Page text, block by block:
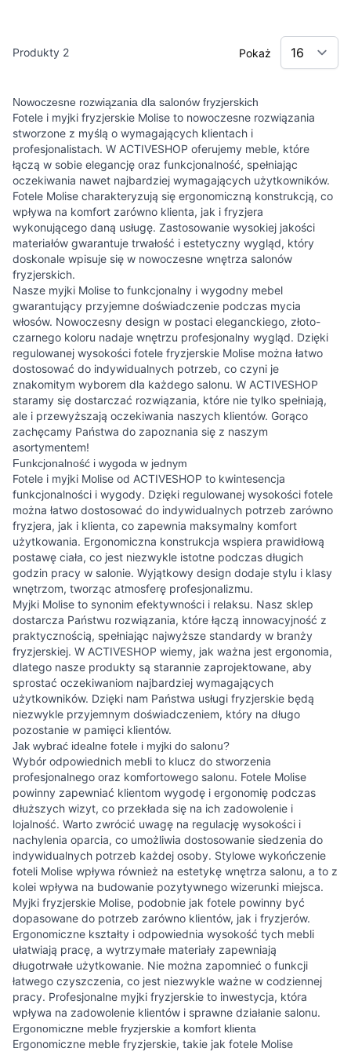
Produkty 2 Pokaż
Nowoczesne rozwiązania dla salonów fryzjerskich
Fotele i myjki fryzjerskie Molise to nowoczesne rozwiązania
stworzone z myślą o wymagających klientach i
profesjonalistach. W ACTIVESHOP oferujemy meble, które
łączą w sobie elegancję oraz funkcjonalność, spełniając
oczekiwania nawet najbardziej wymagających użytkowników.
Fotele Molise charakteryzują się ergonomiczną konstrukcją, co
wpływa na komfort zarówno klienta, jak i fryzjera
wykonującego daną usługę. Zastosowanie wysokiej jakości
materiałów gwarantuje trwałość i estetyczny wygląd, który
doskonale wpisuje się w nowoczesne wnętrza salonów
fryzjerskich.
Nasze myjki Molise to funkcjonalny i wygodny mebel
gwarantujący przyjemne doświadczenie podczas mycia
włosów. Nowoczesny design w postaci eleganckiego, złoto-
czarnego koloru nadaje wnętrzu profesjonalny wygląd. Dzięki
regulowanej wysokości fotele fryzjerskie Molise można łatwo
dostosować do indywidualnych potrzeb, co czyni je
znakomitym wyborem dla każdego salonu. W ACTIVESHOP
staramy się dostarczać rozwiązania, które nie tylko spełniają,
ale i przewyższają oczekiwania naszych klientów. Gorąco
zachęcamy Państwa do zapoznania się z naszym
asortymentem!
Funkcjonalność i wygoda w jednym
Fotele i myjki Molise od ACTIVESHOP to kwintesencja
funkcjonalności i wygody. Dzięki regulowanej wysokości fotele
można łatwo dostosować do indywidualnych potrzeb zarówno
fryzjera, jak i klienta, co zapewnia maksymalny komfort
użytkowania. Ergonomiczna konstrukcja wspiera prawidłową
postawę ciała, co jest niezwykle istotne podczas długich
godzin pracy w salonie. Wyjątkowy design dodaje stylu i klasy
wnętrzom, tworząc atmosferę profesjonalizmu.
Myjki Molise to synonim efektywności i relaksu. Nasz sklep
dostarcza Państwu rozwiązania, które łączą innowacyjność z
praktycznością, spełniając najwyższe standardy w branży
fryzjerskiej. W ACTIVESHOP wiemy, jak ważna jest ergonomia,
dlatego nasze produkty są starannie zaprojektowane, aby
sprostać oczekiwaniom najbardziej wymagających
użytkowników. Dzięki nam Państwa usługi fryzjerskie będą
niezwykle przyjemnym doświadczeniem, który na długo
pozostanie w pamięci klientów.
Jak wybrać idealne fotele i myjki do salonu?
Wybór odpowiednich mebli to klucz do stworzenia
profesjonalnego oraz komfortowego salonu. Fotele Molise
powinny zapewniać klientom wygodę i ergonomię podczas
dłuższych wizyt, co przekłada się na ich zadowolenie i
lojalność. Warto zwrócić uwagę na regulację wysokości i
nachylenia oparcia, co umożliwia dostosowanie siedzenia do
indywidualnych potrzeb każdej osoby. Stylowe wykończenie
foteli Molise wpływa również na estetykę wnętrza salonu, a to z
kolei wpływa na budowanie pozytywnego wizerunki miejsca.
Myjki fryzjerskie Molise, podobnie jak fotele powinny być
dopasowane do potrzeb zarówno klientów, jak i fryzjerów.
Ergonomiczne kształty i odpowiednia wysokość tych mebli
ułatwiają pracę, a wytrzymałe materiały zapewniają
długotrwałe użytkowanie. Nie można zapomnieć o funkcji
łatwego czyszczenia, co jest niezwykle ważne w codziennej
pracy. Profesjonalne myjki fryzjerskie to inwestycja, która
wpływa na zadowolenie klientów i sprawne działanie salonu.
Ergonomiczne meble fryzjerskie a komfort klienta
Ergonomiczne meble fryzjerskie, takie jak fotele Molise